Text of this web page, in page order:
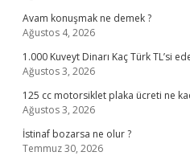
Avam konuşmak ne demek ?
Ağustos 4, 2026
1.000 Kuveyt Dinarı Kaç Türk TL’si
Ağustos 3, 2026
125 cc motorsiklet plaka ücreti ne
Ağustos 3, 2026
İstinaf bozarsa ne olur ?
Temmuz 30, 2026